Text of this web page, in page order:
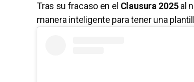
Tras su fracaso en el Clausura 2025al
manera inteligente para tener una